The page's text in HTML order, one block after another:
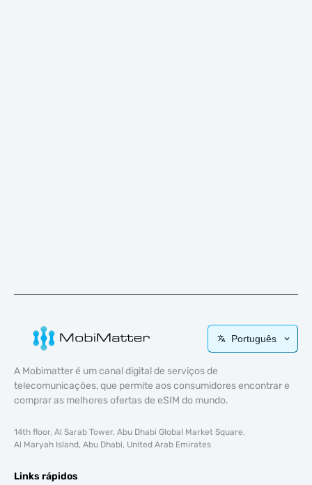
Português
A Mobimatter é um canal digital de serviços de
telecomunicações, que permite aos consumidores encontrar e
comprar as melhores ofertas de eSIM do mundo.
14th floor, Al Sarab Tower, Abu Dhabi Global Market Square,
Al Maryah Island, Abu Dhabi, United Arab Emirates
Links rápidos